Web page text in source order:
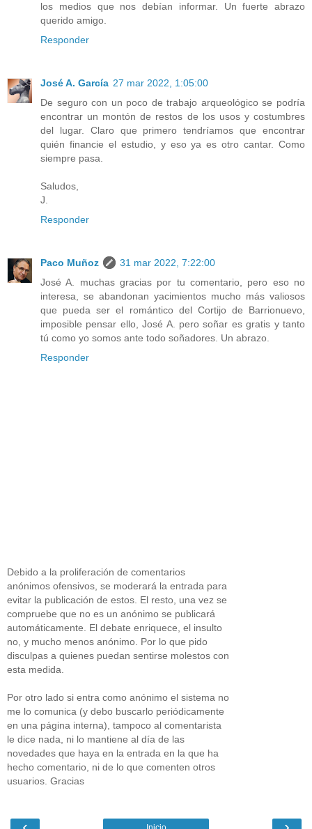
los medios que nos debían informar. Un fuerte abrazo
querido amigo.
Responder
José A. García 27 mar 2022, 1:05:00
De seguro con un poco de trabajo arqueológico se podría
encontrar un montón de restos de los usos y costumbres
del lugar. Claro que primero tendríamos que encontrar
quién financie el estudio, y eso ya es otro cantar. Como
siempre pasa.
Saludos,
J.
Responder
Paco Muñoz
31 mar 2022, 7:22:00
José A. muchas gracias por tu comentario, pero eso no
interesa, se abandonan yacimientos mucho más valiosos
que pueda ser el romántico del Cortijo de Barrionuevo,
imposible pensar ello, José A. pero soñar es gratis y tanto
tú como yo somos ante todo soñadores. Un abrazo.
Responder
Debido a la proliferación de comentarios
anónimos ofensivos, se moderará la entrada para
evitar la publicación de estos. El resto, una vez se
compruebe que no es un anónimo se publicará
automáticamente. El debate enriquece, el insulto
no, y mucho menos anónimo. Por lo que pido
disculpas a quienes puedan sentirse molestos con
esta medida.
Por otro lado si entra como anónimo el sistema no
me lo comunica (y debo buscarlo periódicamente
en una página interna), tampoco al comentarista
le dice nada, ni lo mantiene al día de las
novedades que haya en la entrada en la que ha
hecho comentario, ni de lo que comenten otros
usuarios. Gracias